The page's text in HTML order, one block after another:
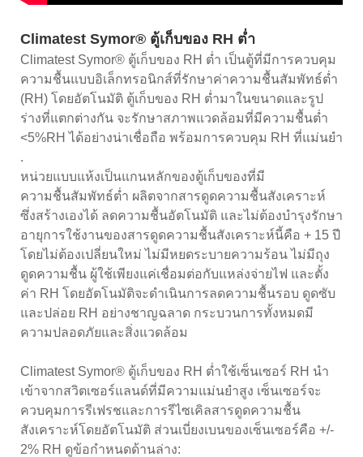
Climatest Symor® ตู้เก็บของ RH ต่ำ
Climatest Symor® ตู้เก็บของ RH ต่ำ เป็นตู้ที่มีการควบคุม
ความชื้นแบบอิเล็กทรอนิกส์ที่รักษาค่าความชื้นสัมพัทธ์ต่ำ
(RH) โดยอัตโนมัติ ตู้เก็บของ RH ต่ำมาในขนาดและรูป
ร่างที่แตกต่างกัน จะรักษาสภาพแวดล้อมที่มีความชื้นต่ำ
<5%RH ได้อย่างน่าเชื่อถือ พร้อมการควบคุม RH ที่แม่นยำ
.
หน่วยแบบแห้งเป็นแกนหลักของตู้เก็บของที่มี
ความชื้นสัมพัทธ์ต่ำ ผลิตจากสารดูดความชื้นสังเคราะห์
ซึ่งสร้างเองได้ ลดความชื้นอัตโนมัติ และไม่ต้องบำรุงรักษา
อายุการใช้งานของสารดูดความชื้นสังเคราะห์นี้คือ + 15 ปี
โดยไม่ต้องเปลี่ยนใหม่ ไม่มีหยดระบายความร้อน ไม่มีถุง
ดูดความชื้น ผู้ใช้เพียงแค่เชื่อมต่อกับแหล่งจ่ายไฟ และตั้ง
ค่า RH โดยอัตโนมัติจะดำเนินการลดความชื้นรอบ ดูดซับ
และปล่อย RH อย่างชาญฉลาด กระบวนการทั้งหมดมี
ความปลอดภัยและสิ่งแวดล้อม
Climatest Symor® ตู้เก็บของ RH ต่ำใช้เซ็นเซอร์ RH นำ
เข้าจากสวิตเซอร์แลนด์ที่มีความแม่นยำสูง เซ็นเซอร์จะ
ควบคุมการรีเฟรชและการรีไซเคิลสารดูดความชื้น
สังเคราะห์โดยอัตโนมัติ ส่วนเบี่ยงเบนของเซ็นเซอร์คือ +/-
2% RH ดูข้อกำหนดด้านล่าง: